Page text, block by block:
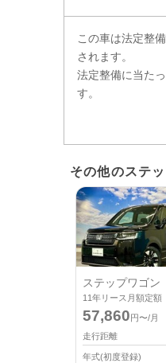
この車は法定整
されます。
法定整備に当た
す。
その他のステ
ステップワゴン
11年リース月額定額
57,860 円〜/月
走行距離
年式(初度登録)